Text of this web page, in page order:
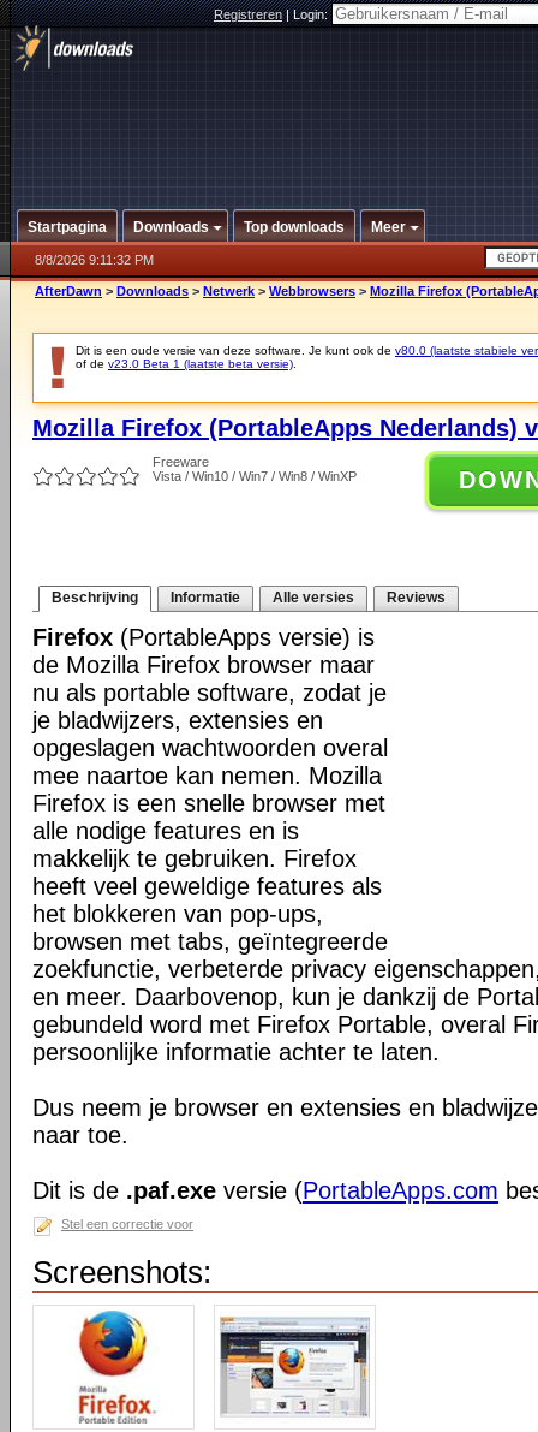
Registreren|Login:
Startpagina Downloads Top downloads Meer
8/8/2026 9:11:32 PM
AfterDawn > Downloads > Netwerk > Webbrowsers > Mozilla Firefox
Dit is een oude versie van deze software. Je kunt ook de v80.0 (laatste stabiele
of de v23.0 Beta 1 (laatste beta versie)
Mozilla Firefox (PortableApps Nederlands)
Freeware
Vista / Win10 / Win7 / Win8 / WinXP
Beschrijving Informatie Alle versies Reviews
Firefox (PortableApps versie) is
de Mozilla Firefox browser maar
nu als portable software, zodat je
je bladwijzers, extensies en
opgeslagen wachtwoorden overal
mee naartoe kan nemen. Mozilla
Firefox is een snelle browser met
alle nodige features en is
makkelijk te gebruiken. Firefox
heeft veel geweldige features als
het blokkeren van pop-ups,
browsen met tabs, geïntegreerde
zoekfunctie, verbeterde privacy
en meer. Daarbovenop, kun je dankzij de
gebundeld word met Firefox Portable, overal
persoonlijke informatie achter te laten.
Dus neem je browser en extensies en
naar toe.
Dit is de .paf.exe versie (PortableApps.com
Stel een correctie voor
Screenshots: